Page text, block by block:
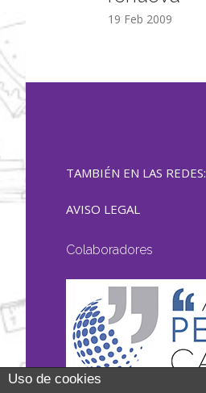
19 Feb 2009
TAMBIÉN EN LAS REDES:
AVISO LEGAL
Colaboradores
Uso de cookies